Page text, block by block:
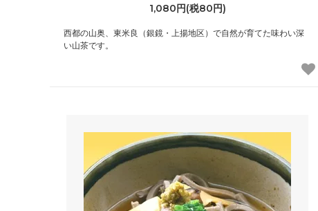
1,080円(税80円)
西都の山奥、東米良（銀鏡・上揚地区）で自然が育てた味わい深
い山茶です。